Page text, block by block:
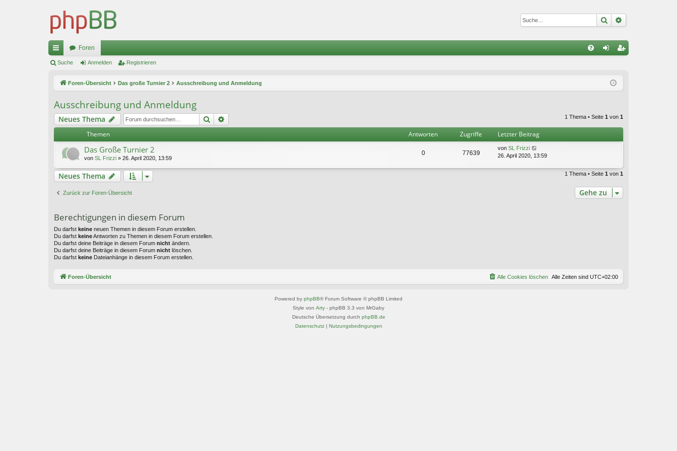
Suche
ch
ug
riff
Foren
ist
Suche Anmelden Registrieren
Foren-Übersicht Das große Turnier 2 Ausschreibung und Anmeldung
Ausschreibung und Anmeldung
Neues Thema Suche 1 Thema • Seite 1 von 1
Themen Antworten Zugriffe Letzter Beitrag
Das Große Turnier 2
von SL Frizzi » 26. April 2020, 13:59
0 77639
von SL Frizzi
26. April 2020, 13:59
Neues Thema 1 Thema • Seite 1 von 1
Zurück zur Foren-Übersicht Gehe zu
Berechtigungen in diesem Forum
Du darfst keine neuen Themen in diesem Forum erstellen.
Du darfst keineAntworten zu Themen in diesem Forum erstellen.
Du darfst deine Beiträge in diesem Forum nicht ändern.
Du darfst deine Beiträge in diesem Forum nicht löschen.
Du darfst keine Dateianhänge in diesem Forum erstellen.
Foren-Übersicht Alle Zeiten sind UTC+02:00
Alle Cookies löschen
Powered by phpBB® Forum Software © phpBB Limited
Style von Arty - phpBB 3.3 von MrGaby
Deutsche Übersetzung durch phpBB.de
Datenschutz| Nutzungsbedingungen